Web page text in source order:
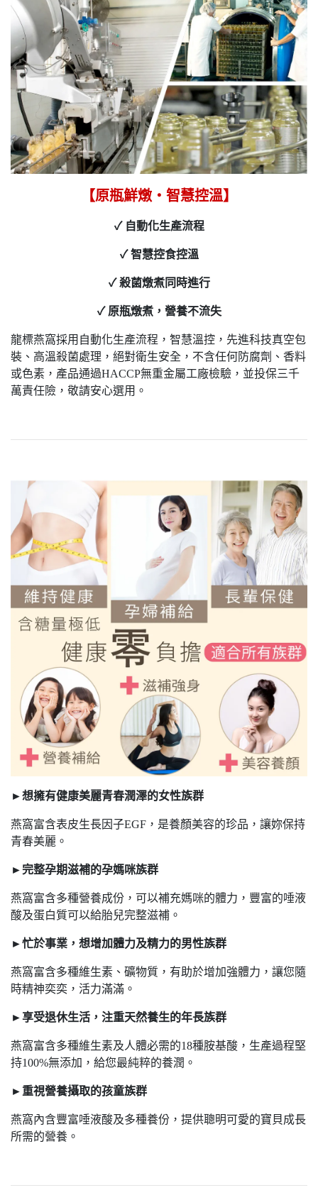
【原瓶鮮燉‧智慧控溫】
✓ 自動化生產流程
✓ 智慧控食控溫
✓ 殺菌燉煮同時進行
✓ 原瓶燉煮，營養不流失
龍標燕窩採用自動化生產流程，智慧溫控，先進科技真空包
裝、高溫殺菌處理，絕對衛生安全，不含任何防腐劑、香料
或色素，產品通過HACCP無重金屬工廠檢驗，並投保三千
萬責任險，敬請安心選用。
►想擁有健康美麗青春潤澤的女性族群
燕窩富含表皮生長因子EGF，是養顏美容的珍品，讓妳保持
青春美麗。
►完整孕期滋補的孕媽咪族群
燕窩富含多種營養成份，可以補充媽咪的體力，豐富的唾液
酸及蛋白質可以給胎兒完整滋補。
►忙於事業，想增加體力及精力的男性族群
燕窩富含多種維生素、礦物質，有助於增加強體力，讓您隨
時精神奕奕，活力滿滿。
►享受退休生活，注重天然養生的年長族群
燕窩富含多種維生素及人體必需的18種胺基酸，生產過程堅
持100%無添加，給您最純粹的養潤。
►重視營養攝取的孩童族群
燕窩內含豐富唾液酸及多種養份，提供聰明可愛的寶貝成長
所需的營養。